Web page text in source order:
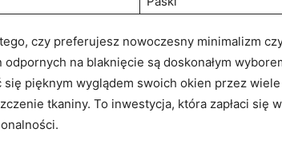
czy preferujesz ⁣nowoczesny minimalizm
odpornych na blaknięcie są doskonałym
się pięknym wyglądem swoich okien przez
⁣tkaniny. To inwestycja, która zapłaci się